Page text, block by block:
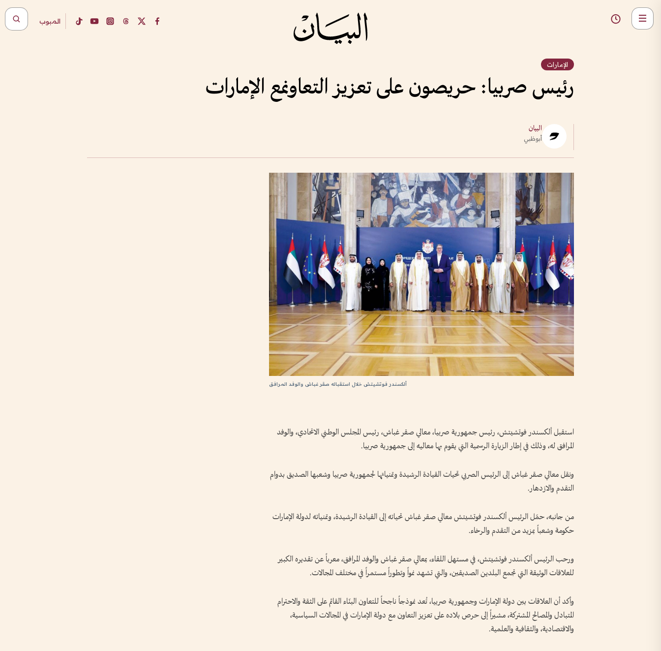
المبوب
الإمارات
رئيس صربيا: حريصون على تعزيز التعاونمع الإمارات
البيان
أبوظبي
ألكسندر فوتشيتش خلال استقباله صقر غباش والوفد المرافق
استقبل ألكسندر فوتشيتش، رئيس جمهورية صربيا، معالي صقر غباش، رئيس المجلس الوطني الاتحادي، والوفد
المرافق له، وذلك في إطار الزيارة الرسمية التي يقوم بها معاليه إلى جمهورية صربيا.
ونقل معالي صقر غباش إلى الرئيس الصربي تحيات القيادة الرشيدة وتمنياتها لجمهورية صربيا وشعبها الصديق بدوام
التقدم والازدهار.
من جانبه، حمّل الرئيس ألكسندر فوتشيتش معالي صقر غباش تحياته إلى القيادة الرشيدة، وتمنياته لدولة الإمارات
حكومة وشعباً بمزيد من التقدم والرخاء.
ورحب الرئيس ألكسندر فوتشيتش، في مستهل اللقاء، بمعالي صقر غباش والوفد المرافق، معرباً عن تقديره الكبير
للعلاقات الوثيقة التي تجمع البلدين الصديقين، والتي تشهد نمواً وتطوراً مستمراً في مختلف المجالات.
وأكد أن العلاقات بين دولة الإمارات وجمهورية صربيا، تُعد نموذجاً ناجحاً للتعاون البنّاء القائم على الثقة والاحترام
المتبادل والمصالح المشتركة، مشيراً إلى حرص بلاده على تعزيز التعاون مع دولة الإمارات في المجالات السياسية،
والاقتصادية، والثقافية والعلمية.